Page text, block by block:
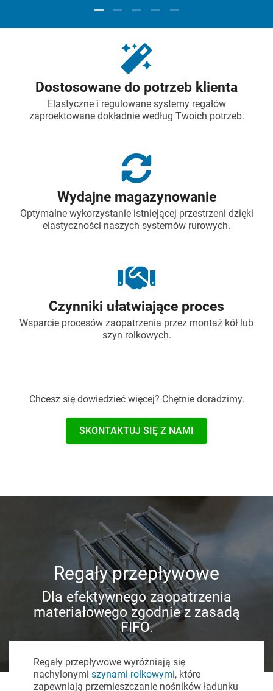
Dostosowane do potrzeb klienta
Elastyczne i regulowane systemy regałów
zaproektowane dokładnie według Twoich potrzeb.
Wydajne magazynowanie
Optymalne wykorzystanie istniejącej przestrzeni dzięki
elastyczności naszych systemów rurowych.
Czynniki ułatwiające proces
Wsparcie procesów zaopatrzenia przez montaż kół lub
szyn rolkowych.
Chcesz się dowiedzieć więcej? Chętnie doradzimy.
SKONTAKTUJ SIĘ Z NAMI
Regały przepływowe
Dla efektywnego zaopatrzenia
materiałowego zgodnie z zasadą
FIFO.
Regały przepływowe wyróżniają się
nachylonymi szynami rolkowymi, które
zapewniają przemieszczanie nośników ładunku